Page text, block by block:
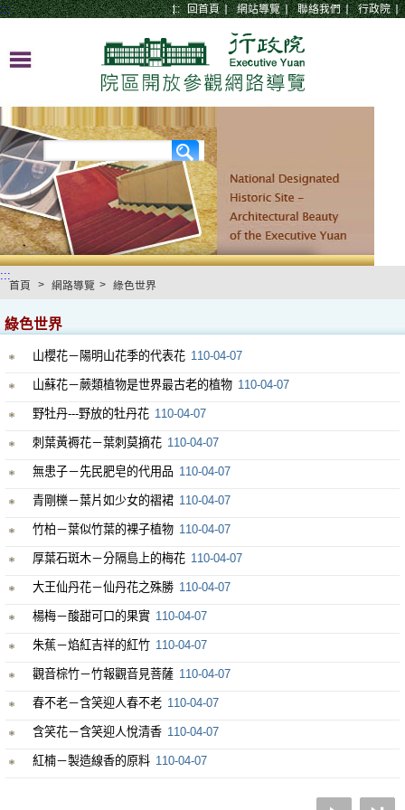
::: 回首頁 網站導覽 聯絡我們 行政院
:::
:::
首頁 > 網路導覽 > 綠色世界
綠色世界
山櫻花－陽明山花季的代表花 110-04-07
山蘇花－蕨類植物是世界最古老的植物 110-04-07
野牡丹---野放的牡丹花 110-04-07
刺葉黃褥花－葉刺莫摘花 110-04-07
無患子－先民肥皂的代用品 110-04-07
青剛櫟－葉片如少女的褶裙 110-04-07
竹柏－葉似竹葉的裸子植物 110-04-07
厚葉石斑木－分隔島上的梅花 110-04-07
大王仙丹花－仙丹花之殊勝 110-04-07
楊梅－酸甜可口的果實 110-04-07
朱蕉－焰紅吉祥的紅竹 110-04-07
觀音棕竹－竹報觀音見菩薩 110-04-07
春不老－含笑迎人春不老 110-04-07
含笑花－含笑迎人悅清香 110-04-07
紅楠－製造線香的原料 110-04-07